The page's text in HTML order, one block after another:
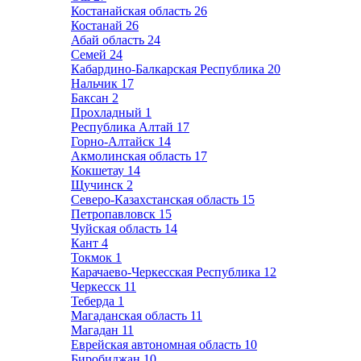
Костанайская область 26
Костанай 26
Абай область 24
Семей 24
Кабардино-Балкарская Республика 20
Нальчик 17
Баксан 2
Прохладный 1
Республика Алтай 17
Горно-Алтайск 14
Акмолинская область 17
Кокшетау 14
Щучинск 2
Северо-Казахстанская область 15
Петропавловск 15
Чуйская область 14
Кант 4
Токмок 1
Карачаево-Черкесская Республика 12
Черкесск 11
Теберда 1
Магаданская область 11
Магадан 11
Еврейская автономная область 10